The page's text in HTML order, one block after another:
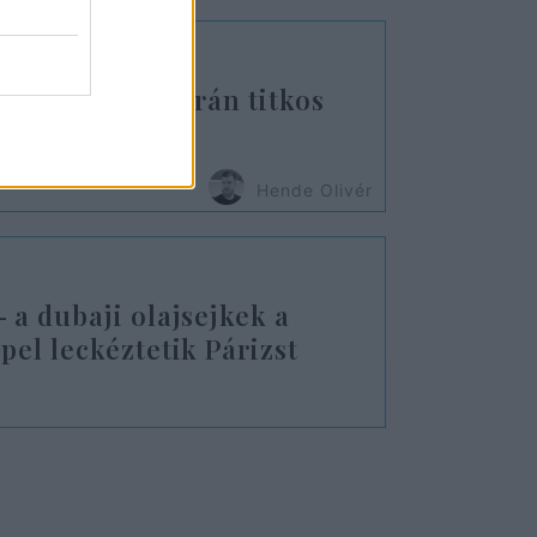
Nyugatot – Irán titkos
Hende Olivér
a dubaji olajsejkek a
leckéztetik Párizst